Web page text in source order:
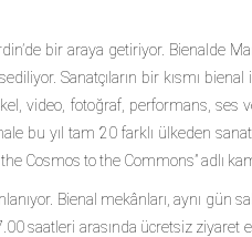
bir araya getiriyor. Bienalde
Sanatçıların bir kısmı
video, fotoğraf, performans,
bu yıl tam 20 farklı ülkeden
the Cosmos to the Commons” adlı
Bienal mekânları, aynı gün
saatleri arasında ücretsiz ziyaret